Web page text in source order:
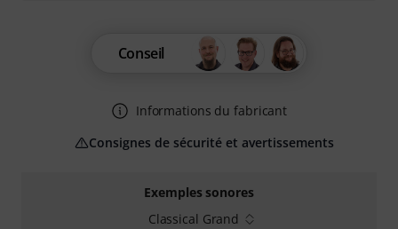
Exemples sonores
Classical Grand
Conseil
Informations du fabricant
Consignes de sécurité et avertissements